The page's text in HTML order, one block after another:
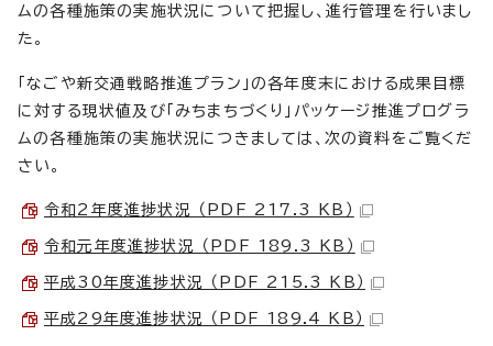
ムの各種施策の実施状況について把握し、進行管理を行いまし
た。
「なごや新交通戦略推進プラン」の各年度末における成果目標
に対する現状値及び「みちまちづくり」パッケージ推進プログラ
ムの各種施策の実施状況につきましては、次の資料をご覧くだ
さい。
令和2年度進捗状況 （PDF 217.3 KB）
令和元年度進捗状況 （PDF 189.3 KB）
平成30年度進捗状況 （PDF 215.3 KB）
平成29年度進捗状況 （PDF 189.4 KB）